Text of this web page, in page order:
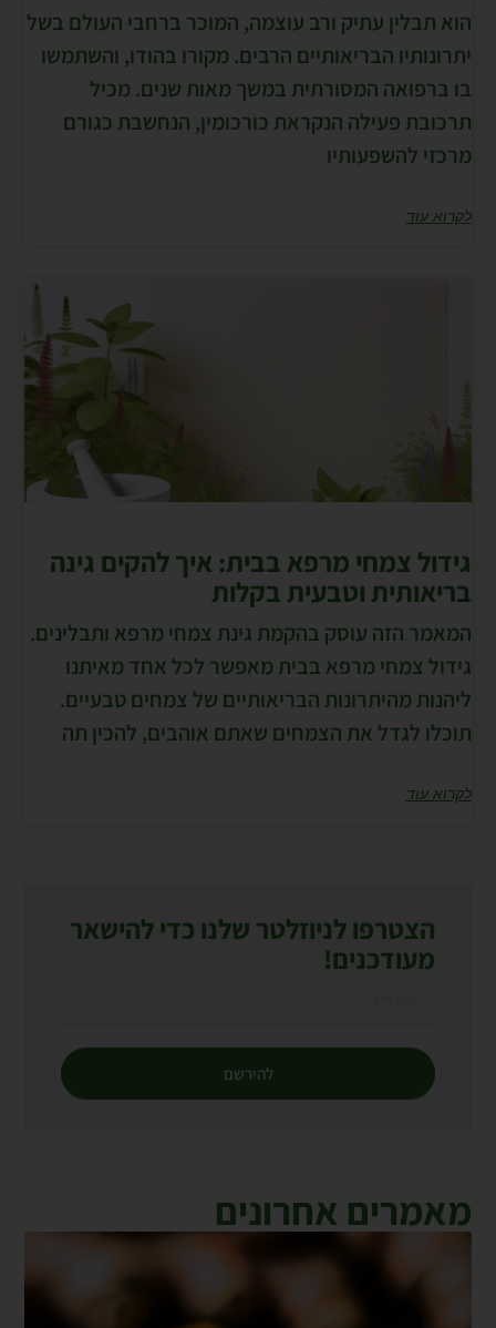
הוא תבלין עתיק ורב עוצמה, המוכר ברחבי העולם בשל
יתרונותיו הבריאותיים הרבים. מקורו בהודו, והשתמשו
בו ברפואה המסורתית במשך מאות שנים. מכיל
תרכובת פעילה הנקראת כורכומין, הנחשבת כגורם
מרכזי להשפעותיו
לקרוא עוד
גידול צמחי מרפא בבית: איך להקים גינה
בריאותית וטבעית בקלות
המאמר הזה עוסק בהקמת גינת צמחי מרפא ותבלינים.
גידול צמחי מרפא בבית מאפשר לכל אחד מאיתנו
ליהנות מהיתרונות הבריאותיים של צמחים טבעיים.
תוכלו לגדל את הצמחים שאתם אוהבים, להכין תה
לקרוא עוד
הצטרפו לניוזלטר שלנו כדי להישאר
מעודכנים!
להירשם
מאמרים אחרונים